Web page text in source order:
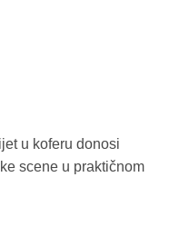
u koferu donosi
scene u praktičnom